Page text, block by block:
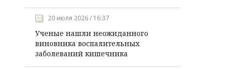
20 июля 2026 / 16:37
Ученые нашли неожиданного
виновника воспалительных
заболеваний кишечника